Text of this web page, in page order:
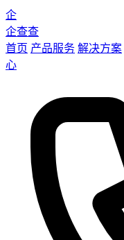
企
企查查
首页 产品服务 解决方案
心